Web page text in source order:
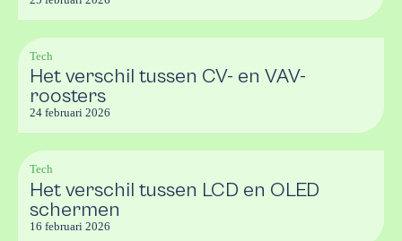
Tech
Het verschil tussen CV- en VAV-
roosters
24 februari 2026
Tech
Het verschil tussen LCD en OLED
schermen
16 februari 2026